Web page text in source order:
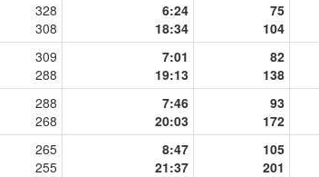
328
308
6:24
18:34
75
104
309
288
7:01
19:13
82
138
288
268
7:46
20:03
93
172
265
255
8:47
21:37
105
201